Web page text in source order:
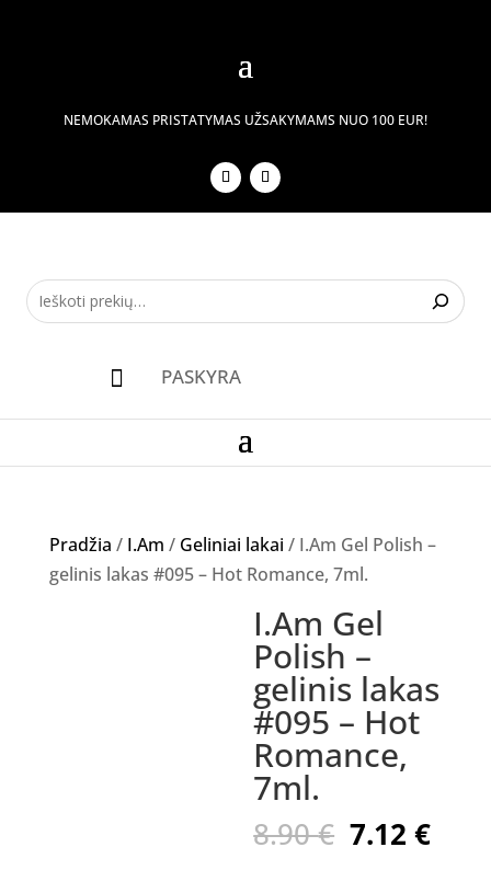
NEMOKAMAS PRISTATYMAS UŽSAKYMAMS NUO 100 EUR!
 PASKYRA
Pradžia / I.Am / Geliniai lakai / I.Am Gel Polish –
gelinis lakas #095 – Hot Romance, 7ml.
I.Am Gel
Polish –
gelinis lakas
#095 – Hot
Romance,
7ml.
8.90€ Original
7.12€